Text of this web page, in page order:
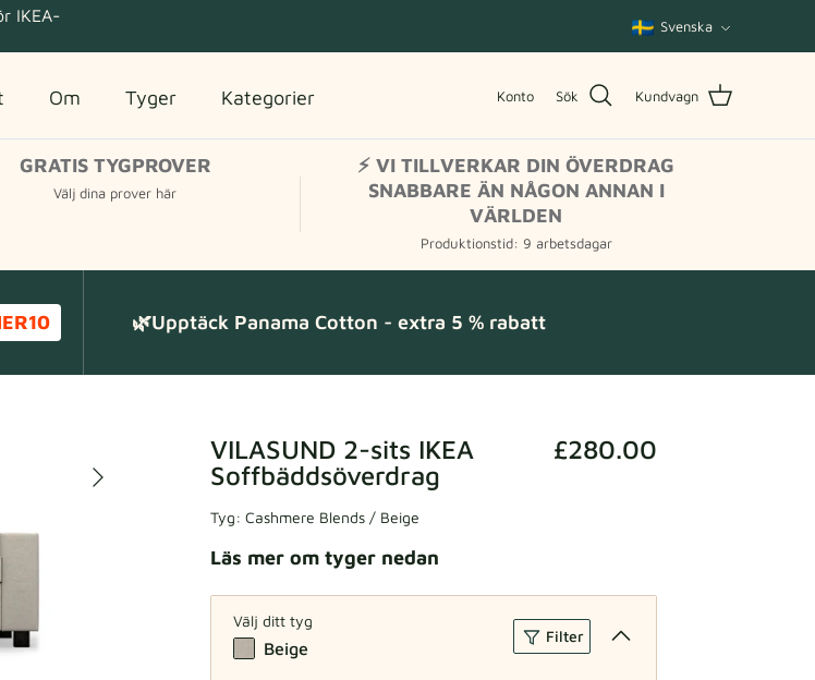
IKEA-
Språk
Svenska
Om Tyger Kategorier Konto Sök Kundvagn
GRATIS TYGPROVER
Välj dina prover här
⚡ VI TILLVERKAR DIN ÖVERDRAG
SNABBARE ÄN NÅGON ANNAN I
VÄRLDEN
Produktionstid: 9 arbetsdagar
🌿Upptäck Panama Cotton - extra 5 % rabatt
VILASUND 2-sits IKEA
Soffbäddsöverdrag
£280.00
Tyg: Cashmere Blends / Beige
Läs mer om tyger nedan
Välj ditt tyg
Beige
Filter